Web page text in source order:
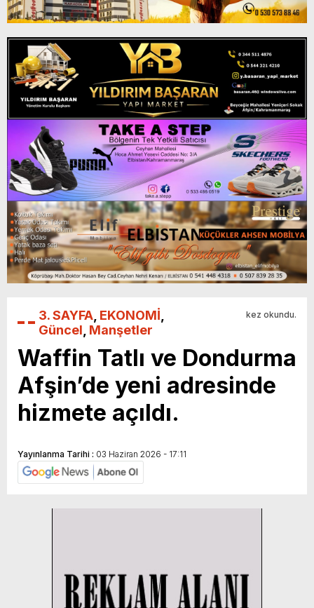
3. SAYFA EKONOMİ
Güncel Manşetler
kez okundu.
Waffin Tatlı ve Dondurma
Afşin’de yeni adresinde
hizmete açıldı.
Yayınlanma Tarihi : 03 Haziran 2026 - 17:11